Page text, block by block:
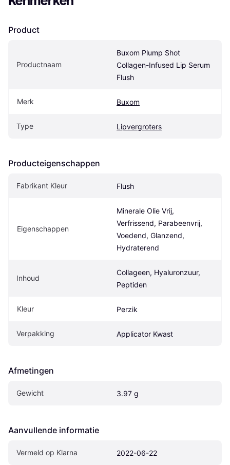
Product
Productnaam
Buxom Plump Shot
Collagen-Infused Lip Serum
Flush
Merk Buxom
Type Lipvergroters
Producteigenschappen
Fabrikant Kleur Flush
Eigenschappen
Minerale Olie Vrij,
Verfrissend, Parabeenvrij,
Voedend, Glanzend,
Hydraterend
Inhoud
Collageen, Hyaluronzuur,
Peptiden
Kleur Perzik
Verpakking Applicator Kwast
Afmetingen
Gewicht 3.97 g
Aanvullende informatie
Vermeld op Klarna 2022-06-22